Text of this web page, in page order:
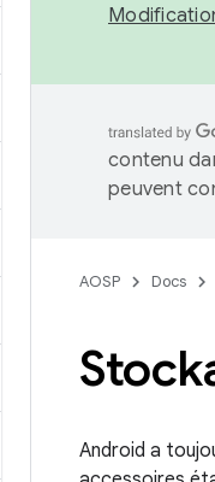
contenu
peuvent
AOSP Docs
Android a